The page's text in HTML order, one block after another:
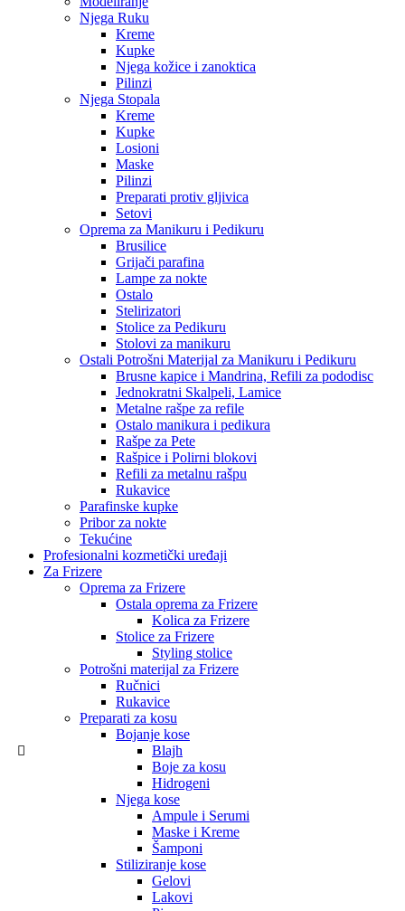
Njega Ruku
Kreme
Kupke
Njega kožice i zanoktica
Pilinzi
Njega Stopala
Kreme
Kupke
Losioni
Maske
Pilinzi
Preparati protiv gljivica
Setovi
Oprema za Manikuru i Pedikuru
Brusilice
Grijači parafina
Lampe za nokte
Ostalo
Stelirizatori
Stolice za Pedikuru
Stolovi za manikuru
Ostali Potrošni Materijal za Manikuru i Pedikuru
Brusne kapice i Mandrina, Refili za pododisc
Jednokratni Skalpeli, Lamice
Metalne rašpe za refile
Ostalo manikura i pedikura
Rašpe za Pete
Rašpice i Polirni blokovi
Refili za metalnu rašpu
Rukavice
Parafinske kupke
Pribor za nokte
Tekućine
Profesionalni kozmetički uređaji
Za Frizere
Oprema za Frizere
Ostala oprema za Frizere
Kolica za Frizere
Stolice za Frizere
Styling stolice
Potrošni materijal za Frizere
Ručnici
Rukavice
Preparati za kosu
Bojanje kose
Blajh
Boje za kosu
Hidrogeni
Njega kose
Ampule i Serumi
Maske i Kreme
Šamponi
Stiliziranje kose
Gelovi
Lakovi